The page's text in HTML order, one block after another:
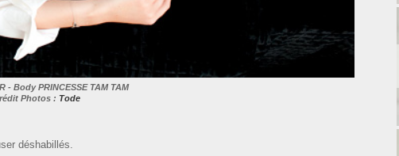
- Body PRINCESSE TAM TAM
Photos : Tode
déshabillés.